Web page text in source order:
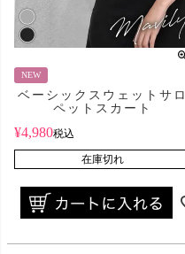
NEW
ベーシックスウェットサロ
ペットスカート
¥4,980税込
在庫切れ